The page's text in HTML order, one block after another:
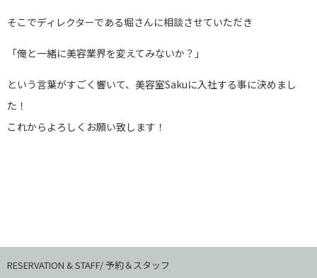
そこでディレクターである堀さんに相談させていただき
「俺と一緒に美容業界を変えてみないか？」
という言葉がすごく響いて、美容室Sakuに入社する事に決めまし
た！
これからよろしくお願い致します！
RESERVATION & STAFF/ 予約＆スタッフ